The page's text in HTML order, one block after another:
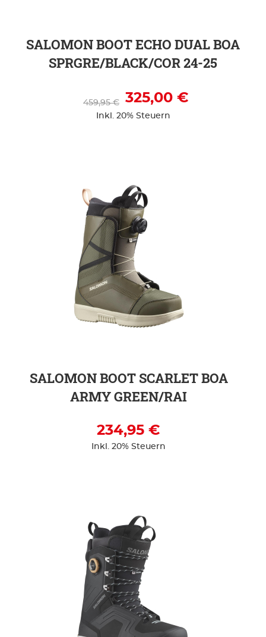
SALOMON BOOT ECHO DUAL BOA
SPRGRE/BLACK/COR 24-25
325,00 €
459,95 €
Inkl. 20% Steuern
SALOMON BOOT SCARLET BOA
ARMY GREEN/RAI
234,95 €
Inkl. 20% Steuern
ZUR DETAILSEITE